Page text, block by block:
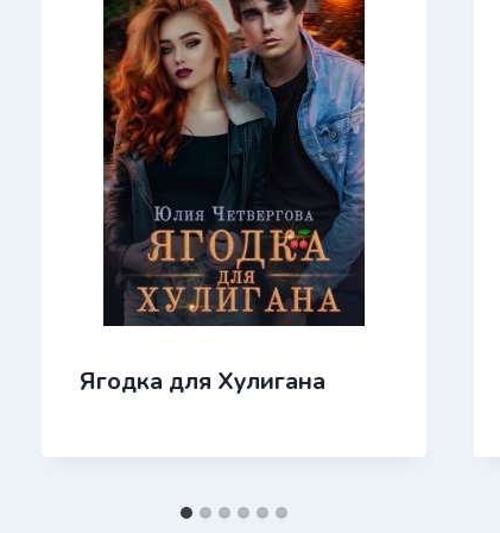
Ягодка для Хулигана